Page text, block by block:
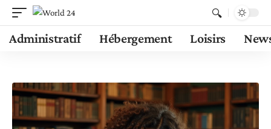
Administratif Hébergement Loisirs